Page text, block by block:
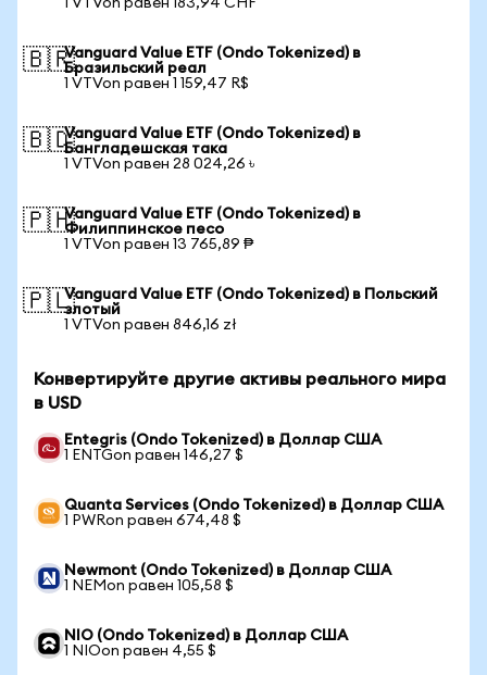
1 VTVon равен 183,94 CHF
🇧🇷Vanguard Value ETF (Ondo Tokenized) в
Бразильский реал
1 VTVon равен 1 159,47 R$
🇧🇩Vanguard Value ETF (Ondo Tokenized) в
Бангладешская така
1 VTVon равен 28 024,26 ৳
🇵🇭Vanguard Value ETF (Ondo Tokenized) в
Филиппинское песо
1 VTVon равен 13 765,89 ₱
🇵🇱Vanguard Value ETF (Ondo Tokenized) в Польский
злотый
1 VTVon равен 846,16 zł
Конвертируйте другие активы реального мира
в USD
Entegris (Ondo Tokenized) в Доллар США
1 ENTGon равен 146,27 $
Quanta Services (Ondo Tokenized) в Доллар США
1 PWRon равен 674,48 $
Newmont (Ondo Tokenized) в Доллар США
1 NEMon равен 105,58 $
NIO (Ondo Tokenized) в Доллар США
1 NIOon равен 4,55 $